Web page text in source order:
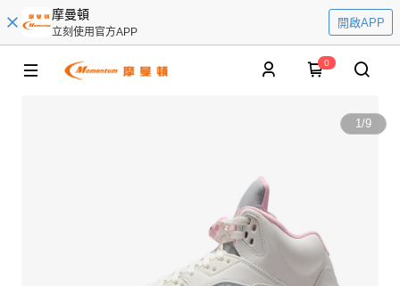
摩曼頓
立刻使用官方APP
開啟APP
0
1/9